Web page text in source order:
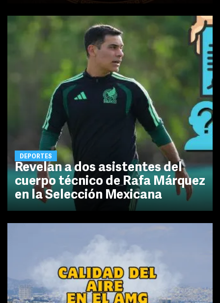
DEPORTES
Revelan a dos asistentes del
cuerpo técnico de Rafa Márquez
en la Selección Mexicana